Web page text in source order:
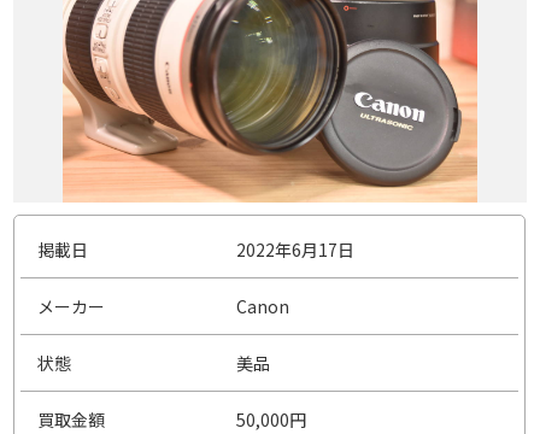
掲載日 2022年6月17日
メーカー Canon
状態 美品
買取金額 50,000円